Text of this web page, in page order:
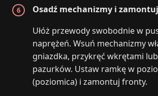
Osadź mechanizmy i
Ułóż przewody swobodnie w
naprężeń. Wsuń mechanizmy
gniazdka, przykręć wkrętami
pazurków. Ustaw ramkę w
(poziomica) i zamontuj fronty.